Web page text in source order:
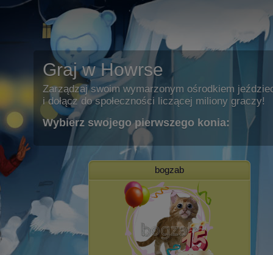
Graj w Howrse
Zarządzaj swoim wymarzonym ośrodkiem
i dołącz do społeczności liczącej miliony graczy!
Wybierz swojego pierwszego konia:
bogzab